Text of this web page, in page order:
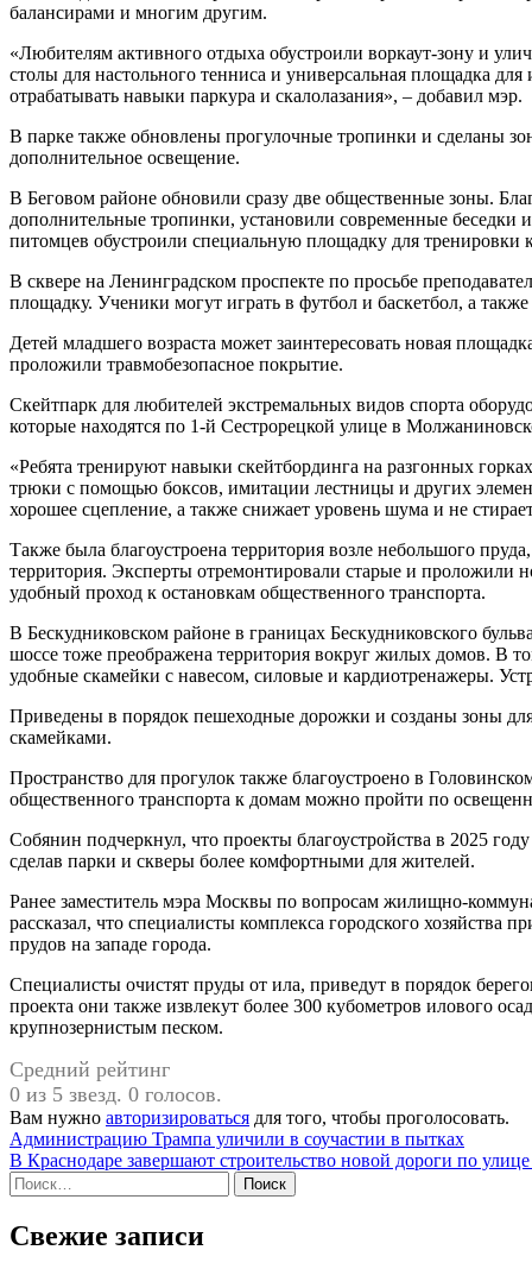
балансирами и многим другим.
«Любителям активного отдыха обустроили воркаут-зону и
столы для настольного тенниса и универсальная площадка
отрабатывать навыки паркура и скалолазания», – добавил мэр.
В парке также обновлены прогулочные тропинки и сделаны
дополнительное освещение.
В Беговом районе обновили сразу две общественные зоны.
дополнительные тропинки, установили современные беседки
питомцев обустроили специальную площадку для тренировки
В сквере на Ленинградском проспекте по просьбе
площадку. Ученики могут играть в футбол и баскетбол, а также
Детей младшего возраста может заинтересовать новая
проложили травмобезопасное покрытие.
Скейтпарк для любителей экстремальных видов спорта
которые находятся по 1-й Сестрорецкой улице в
«Ребята тренируют навыки скейтбординга на разгонных
трюки с помощью боксов, имитации лестницы и других
хорошее сцепление, а также снижает уровень шума и не
Также была благоустроена территория возле небольшого
территория. Эксперты отремонтировали старые и проложили
удобный проход к остановкам общественного транспорта.
В Бескудниковском районе в границах Бескудниковского
шоссе тоже преображена территория вокруг жилых домов. В
удобные скамейки с навесом, силовые и кардиотренажеры.
Приведены в порядок пешеходные дорожки и созданы зоны
скамейками.
Пространство для прогулок также благоустроено в
общественного транспорта к домам можно пройти по
Собянин подчеркнул, что проекты благоустройства в 2025
сделав парки и скверы более комфортными для жителей.
Ранее заместитель мэра Москвы по вопросам жилищно-
рассказал, что специалисты комплекса городского хозяйства
прудов на западе города.
Специалисты очистят пруды от ила, приведут в порядок
проекта они также извлекут более 300 кубометров илового
крупнозернистым песком.
Средний рейтинг
0 из 5 звезд. 0 голосов.
Вам нужно авторизироваться для того, чтобы проголосовать.
Навигация
по
записям
Администрацию Трампа уличили в соучастии в пытках
В Краснодаре завершают строительство новой дороги по
Найти:
Свежие записи